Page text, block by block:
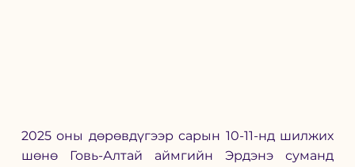
2025 оны дөрөвдүгээр сарын 10-11-нд шилжих
шөнө Говь-Алтай аймгийн Эрдэнэ суманд